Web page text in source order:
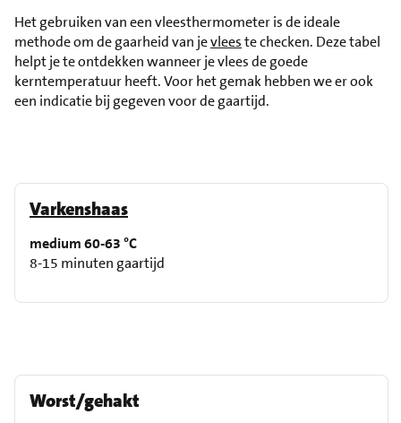
Het gebruiken van een vleesthermometer is de ideale
methode om de gaarheid van jevleeste checken. Deze tabel
helpt je te ontdekken wanneer je vlees de goede
kerntemperatuur heeft. Voor het gemak hebben we er ook
een indicatie bij gegeven voor de gaartijd.
Varkenshaas
medium 60-63 °C
8-15 minuten gaartijd
Worst/gehakt